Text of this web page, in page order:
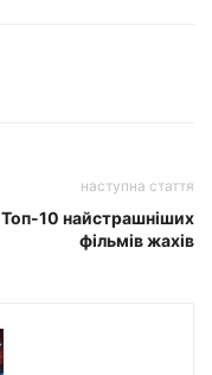
наступна стаття
Топ-10 найстрашніших
фільмів жахів